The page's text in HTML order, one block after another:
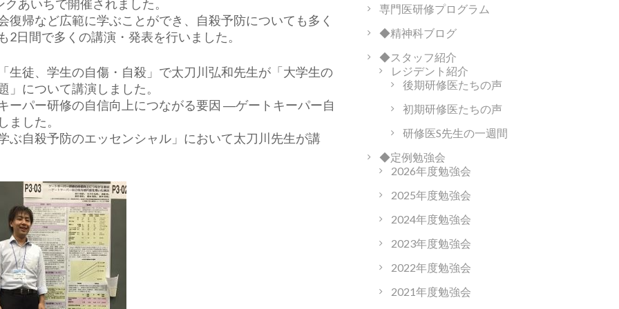
あいちで開催されました。
帰など広範に学ぶことができ、自殺予防についても多く
日間で多くの講演・発表を行いました。
生徒、学生の自傷・自殺」で太刀川弘和先生が「大学生の
について講演しました。
ーパー研修の自信向上につながる要因 ―ゲートキーパー自
した。
ぶ自殺予防のエッセンシャル」において太刀川先生が講
専門医研修プログラム
◆精神科ブログ
◆スタッフ紹介
レジデント紹介
後期研修医たちの声
初期研修医たちの声
研修医S先生の一週間
◆定例勉強会
2026年度勉強会
2025年度勉強会
2024年度勉強会
2023年度勉強会
2022年度勉強会
2021年度勉強会